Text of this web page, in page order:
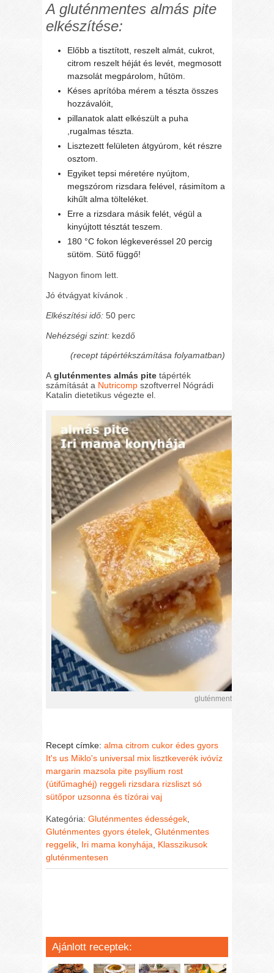
A gluténmentes almás pite
elkészítése:
Előbb a tisztított, reszelt almát, cukrot,
citrom reszelt héját és levét, megmosott
mazsolát megpárolom, hűtöm.
Késes aprítóba mérem a tészta összes
hozzávalóit,
pillanatok alatt elkészült a puha
,rugalmas tészta.
Lisztezett felületen átgyúrom, két részre
osztom.
Egyiket tepsi méretére nyújtom,
megszórom rizsdara felével, rásimítom a
kihűlt alma tölteléket.
Erre a rizsdara másik felét, végül a
kinyújtott tésztát teszem.
180 °C fokon légkeveréssel 20 percig
sütöm. Sütő függő!
Nagyon finom lett.
Jó étvágyat kívánok .
Elkészítési idő: 50 perc
Nehézségi szint: kezdő
(recept tápértékszámítása folyamatban)
A gluténmentes almás pite tápérték
számítását a Nutricomp szoftverrel Nógrádi
Katalin dietetikus végezte el.
gluténmentes almás
Recept címke:alma citrom cukor édes gyors
It's us Miklo's universal mix lisztkeverék ivóvíz
margarin mazsola pite psyllium rost
(útifűmaghéj) reggeli rizsdara rizsliszt só
sütőpor uzsonna és tízórai vaj
Kategória:Gluténmentes édességek
Gluténmentes gyors ételek ,Gluténmentes
reggelik Iri mama konyhája
Klasszikusok
gluténmentesen
Ajánlott receptek: